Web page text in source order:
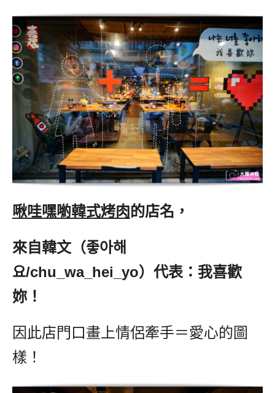
啾哇嘿喲韓式烤肉的店名，
來自韓文（좋아해
요/chu_wa_hei_yo）代表：我喜歡
妳！
因此店門口畫上情侶牽手＝愛心的圖
樣！